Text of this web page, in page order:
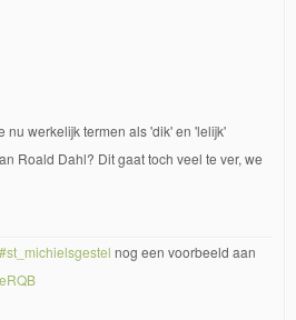
nu werkelijk termen als 'dik' en 'lelijk'
Roald Dahl? Dit gaat toch veel te ver, we
#st_michielsgestel nog een voorbeeld aan